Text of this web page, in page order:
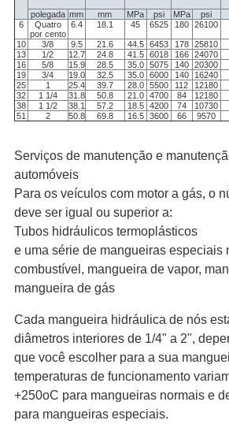
polegada mm mm MPa psi MPa psi
6
Quatro
por cento
6.4 18.1 45 6525 180 26100
10 3/8 9.5 21.6 44.5 6453 178 25810
13
1/2 12.7 24.8 41.5 6018 166 24070
16
5/8 15.9 28.5 35.0 5075 140 20300
19
3/4 19.0 32.5 35.0 6000 140 16240
25
1 25.4 39.7 28.0 5500 112 12180
32
1 1/4 31.8 50.8 21.0 4700 84 12180
38
1 1/2 38.1 57.2 18.5 4200 74 10730
51
2 50.8 69.8 16.5 3600 66 9570
Serviços de manutenção e
automóveis
Para os veículos com motor a gás, o
deve ser igual ou superior a:
Tubos hidráulicos termoplásticos
e uma série de mangueiras especiais
combustível, mangueira de vapor,
mangueira de gás
Cada mangueira hidráulica de nós
diâmetros interiores de 1/4" a 2",
que você escolher para a sua
temperaturas de funcionamento
+250oC para mangueiras normais e
para mangueiras especiais.